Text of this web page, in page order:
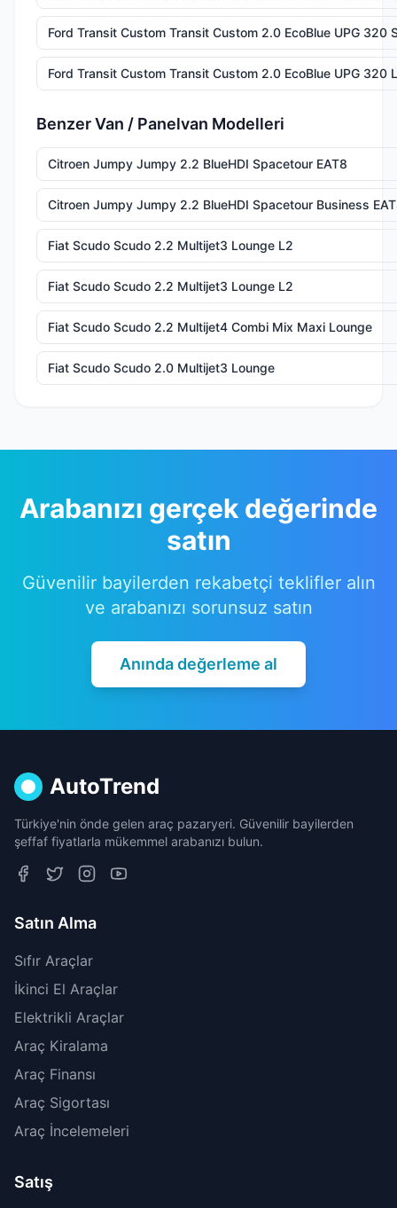
Ford Transit Custom Transit Custom 2.0 EcoBlue UPG 320
Ford Transit Custom Transit Custom 2.0 EcoBlue UPG 320
Benzer Van / Panelvan Modelleri
Citroen Jumpy Jumpy 2.2 BlueHDI Spacetour EAT8
Citroen Jumpy Jumpy 2.2 BlueHDI Spacetour Business
Fiat Scudo Scudo 2.2 Multijet3 Lounge L2
Fiat Scudo Scudo 2.2 Multijet3 Lounge L2
Fiat Scudo Scudo 2.2 Multijet4 Combi Mix Maxi Lounge
Fiat Scudo Scudo 2.0 Multijet3 Lounge
Arabanızı gerçek değerinde
satın
Güvenilir bayilerden rekabetçi teklifler alın
ve arabanızı sorunsuz satın
Anında değerleme al
AutoTrend
Türkiye'nin önde gelen araç pazaryeri. Güvenilir bayilerden
şeffaf fiyatlarla mükemmel arabanızı bulun.
Satın Alma
Sıfır Araçlar
İkinci El Araçlar
Elektrikli Araçlar
Araç Kiralama
Araç Finansı
Araç Sigortası
Araç İncelemeleri
Satış